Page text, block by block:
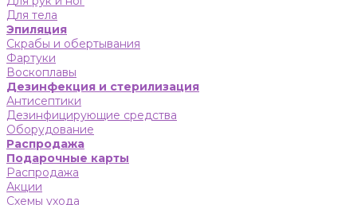
Для тела
Эпиляция
Скрабы и обертывания
Фартуки
Воскоплавы
Дезинфекция и стерилизация
Антисептики
Дезинфицирующие средства
Оборудование
Распродажа
Подарочные карты
Распродажа
Акции
Схемы ухода